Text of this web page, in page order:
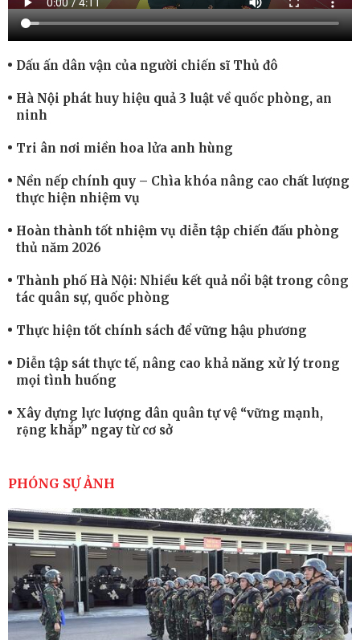
Dấu ấn dân vận của người chiến sĩ Thủ đô
Hà Nội phát huy hiệu quả 3 luật về quốc phòng, an
ninh
Tri ân nơi miền hoa lửa anh hùng
Nền nếp chính quy – Chìa khóa nâng cao chất lượng
thực hiện nhiệm vụ
Hoàn thành tốt nhiệm vụ diễn tập chiến đấu phòng
thủ năm 2026
Thành phố Hà Nội: Nhiều kết quả nổi bật trong công
tác quân sự, quốc phòng
Thực hiện tốt chính sách để vững hậu phương
Diễn tập sát thực tế, nâng cao khả năng xử lý trong
mọi tình huống
Xây dựng lực lượng dân quân tự vệ “vững mạnh,
rộng khắp” ngay từ cơ sở
cao sức mạnh chiến đấu
Tiểu đoàn Thiết giáp hoàn thành tốt diễn tập chiến
thuật có bắn đạn thật
Nơi sinh viên rèn ý trí, luyện kỹ năng
PHÓNG SỰ ẢNH